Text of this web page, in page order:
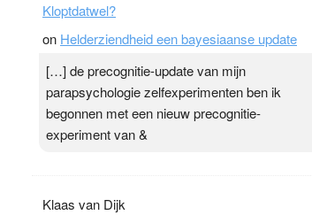
Kloptdatwel?
on Helderziendheid een bayesiaanse update
[…] de precognitie-update van mijn
parapsychologie zelfexperimenten ben ik
begonnen met een nieuw precognitie-
experiment van &
Klaas van Dijk